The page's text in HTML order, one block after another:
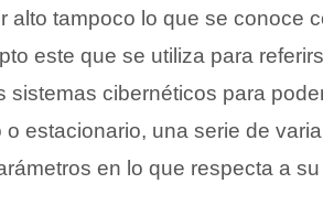
alto tampoco lo que se conoce
este que se utiliza para
cibernéticos para
estacionario, una serie de
en lo que respecta a